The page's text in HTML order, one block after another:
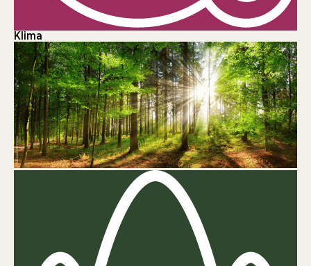
Klima